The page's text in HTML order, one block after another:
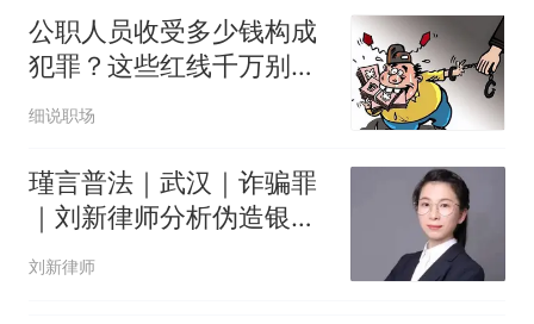
公职人员收受多少钱构成
犯罪？这些红线千万别
细说职场
瑾言普法｜武汉｜诈骗罪
｜刘新律师分析伪造银行
回单诈骗案
刘新律师